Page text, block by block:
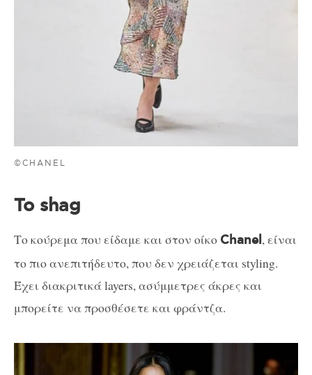
©CHANEL
Το shag
Το κούρεμα που είδαμε και στον οίκο Chanel, είναι
το πιο ανεπιτήδευτο, που δεν χρειάζεται styling.
Έχει διακριτικά layers, ασύμμετρες άκρες και
μπορείτε να προσθέσετε και φράντζα.